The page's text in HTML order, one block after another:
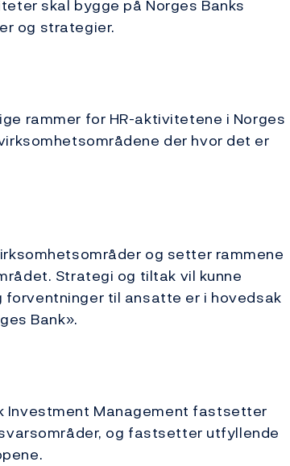
skal bygge på Norges Banks
og strategier.
rammer for HR-aktivitetene i Norges
der hvor det er
og setter rammene
Strategi og tiltak vil kunne
til ansatte er i hovedsak
Bank».
Investment Management fastsetter
og fastsetter utfyllende